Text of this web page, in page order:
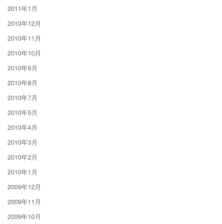
2011年1月
2010年12月
2010年11月
2010年10月
2010年9月
2010年8月
2010年7月
2010年5月
2010年4月
2010年3月
2010年2月
2010年1月
2009年12月
2009年11月
2009年10月